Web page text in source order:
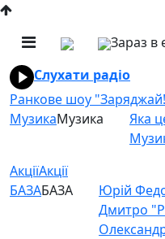
Зараз в
Слухати радіо
Ранкове шоу
МузикаМузика
Яка
АкціїАкції
БАЗАБАЗА
Юрій
Дмитро